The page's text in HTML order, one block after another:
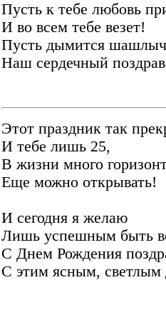
Пусть к тебе любовь
И во всем тебе везет!
Пусть дымится
Наш сердечный
Этот праздник так
И тебе лишь 25,
В жизни много
Еще можно открывать!
И сегодня я желаю
Лишь успешным быть
С Днем Рождения
С этим ясным, светлым